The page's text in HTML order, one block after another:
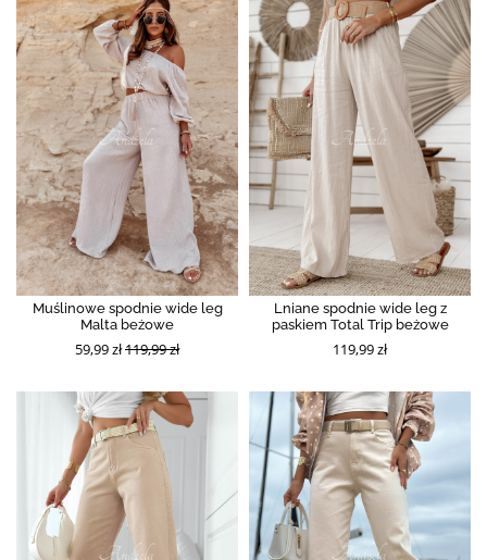
Muślinowe spodnie wide leg
Malta beżowe
59,99 zł119,99 zł
Lniane spodnie wide leg z
paskiem Total Trip beżowe
119,99 zł